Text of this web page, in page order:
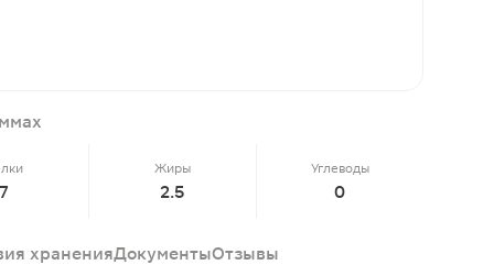
7
Жиры
2.5
Углеводы
0
храненияДокументыОтзывы